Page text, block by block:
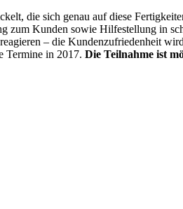
die sich genau auf diese
zum Kunden sowie Hilfestellung in
– die Kundenzufriedenheit
Termine in 2017. Die Teilnahme ist